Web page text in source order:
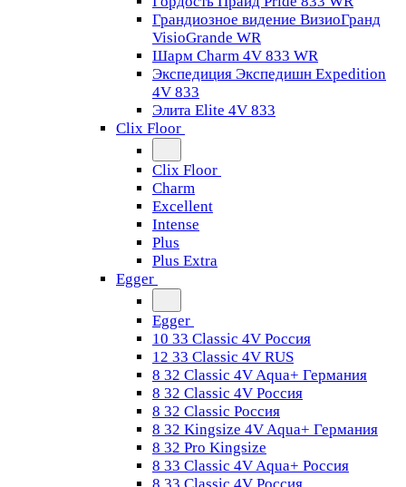
Грандиозное видение ВизиоГранд
VisioGrande WR
Шарм Charm 4V 833 WR
Экспедиция Экспедишн Expedition
4V 833
Элита Elite 4V 833
Clix Floor
Clix Floor
Charm
Excellent
Intense
Plus
Plus Extra
Egger
Egger
10 33 Classic 4V Россия
12 33 Classic 4V RUS
8 32 Classic 4V Aqua+ Германия
8 32 Classic 4V Россия
8 32 Classic Россия
8 32 Kingsize 4V Aqua+ Германия
8 32 Pro Kingsize
8 33 Classic 4V Aqua+ Россия